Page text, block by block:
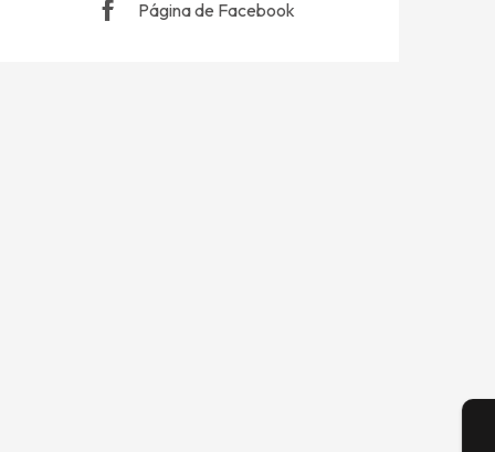
Página de Facebook